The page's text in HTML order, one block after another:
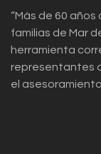
“Más de 60
familias de Mar
herramienta
representantes
el